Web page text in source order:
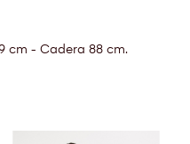
cm - Cadera 88 cm.